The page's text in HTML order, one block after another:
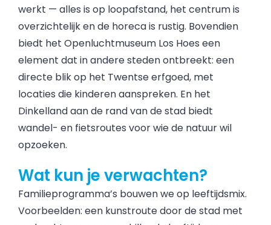
werkt — alles is op loopafstand, het centrum is
overzichtelijk en de horeca is rustig. Bovendien
biedt het Openluchtmuseum Los Hoes een
element dat in andere steden ontbreekt: een
directe blik op het Twentse erfgoed, met
locaties die kinderen aanspreken. En het
Dinkelland aan de rand van de stad biedt
wandel- en fietsroutes voor wie de natuur wil
opzoeken.
Wat kun je verwachten?
Familieprogramma’s bouwen we op leeftijdsmix.
Voorbeelden: een kunstroute door de stad met